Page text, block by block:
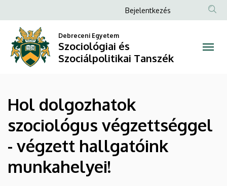
dolgozhatok
szociológus
végzettséggel
végzett
hallgatóink
munkahelyei!
a
tartalomra
Anonim
fiók
menüje
Bejelentkezés
Debreceni Egyetem
Szociológiai és
Szociálpolitikai Tanszék
Hol dolgozhatok
szociológus végzettséggel
- végzett hallgatóink
munkahelyei!